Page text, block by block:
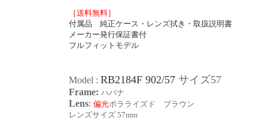
［送料無料］
付属品 純正ケース・レンズ拭き ・取扱説明書
メーカー発行保証書付
フルフィットモデル
Model : RB2184F 902/57 サイズ57
Frame: ハバナ
Lens: 偏光ポラライズド ブラウン
レンズサイズ57mm